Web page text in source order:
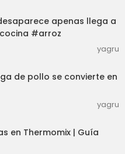
apenas llega a
#arroz
yagru
de pollo se convierte en
yagru
en Thermomix | Guía